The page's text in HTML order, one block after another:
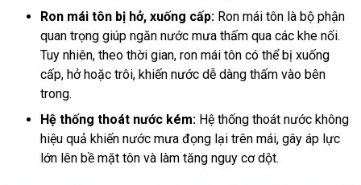
Ron mái tôn bị hở, xuống cấp: Ron mái tôn là bộ phận
quan trọng giúp ngăn nước mưa thấm qua các khe nối.
Tuy nhiên, theo thời gian, ron mái tôn có thể bị xuống
cấp, hở hoặc trôi, khiến nước dễ dàng thấm vào bên
trong.
Hệ thống thoát nước kém: Hệ thống thoát nước không
hiệu quả khiến nước mưa đọng lại trên mái, gây áp lực
lớn lên bề mặt tôn và làm tăng nguy cơ dột.